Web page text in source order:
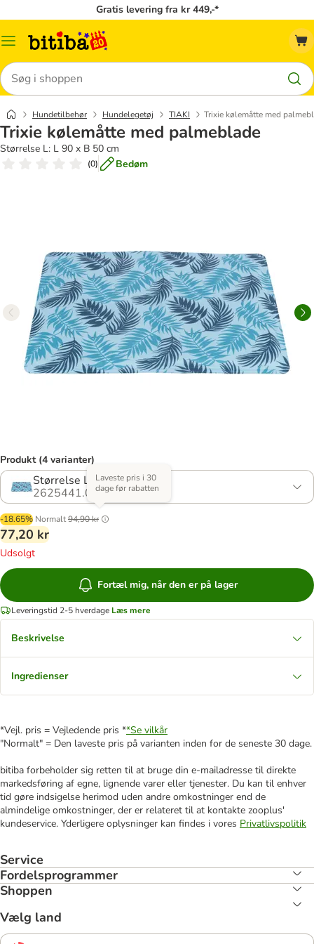
Gratis levering fra kr 449,-*
Menu
Søg
Hundetilbehør Hundelegetøj TIAKI Trixie kølemåtte med
Trixie kølemåtte med palmeblade
Størrelse L: L 90 x B 50 cm
(0) Bedøm
Produkt (4 varianter)
Størrelse L: L 90 x B 50 cm
2625441.0
-18.65% Normalt94,90 kr
Laveste pris i 30
dage før rabatten
77,20 kr
Udsolgt
Fortæl mig, når den er på lager
Leveringstid 2-5 hverdage Læs mere
Beskrivelse
Ingredienser
*Vejl. pris = Vejledende pris **Se vilkår
"Normalt" = Den laveste pris på varianten inden for de seneste 30 dage.
bitiba forbeholder sig retten til at bruge din e-mailadresse til direkte
markedsføring af egne, lignende varer eller tjenester. Du kan til enhver
tid gøre indsigelse herimod uden andre omkostninger end de
almindelige omkostninger, der er relateret til at kontakte zooplus'
kundeservice. Yderligere oplysninger kan findes i vores Privatlivspolitik
Service
Fordelsprogrammer
Shoppen
Vælg land